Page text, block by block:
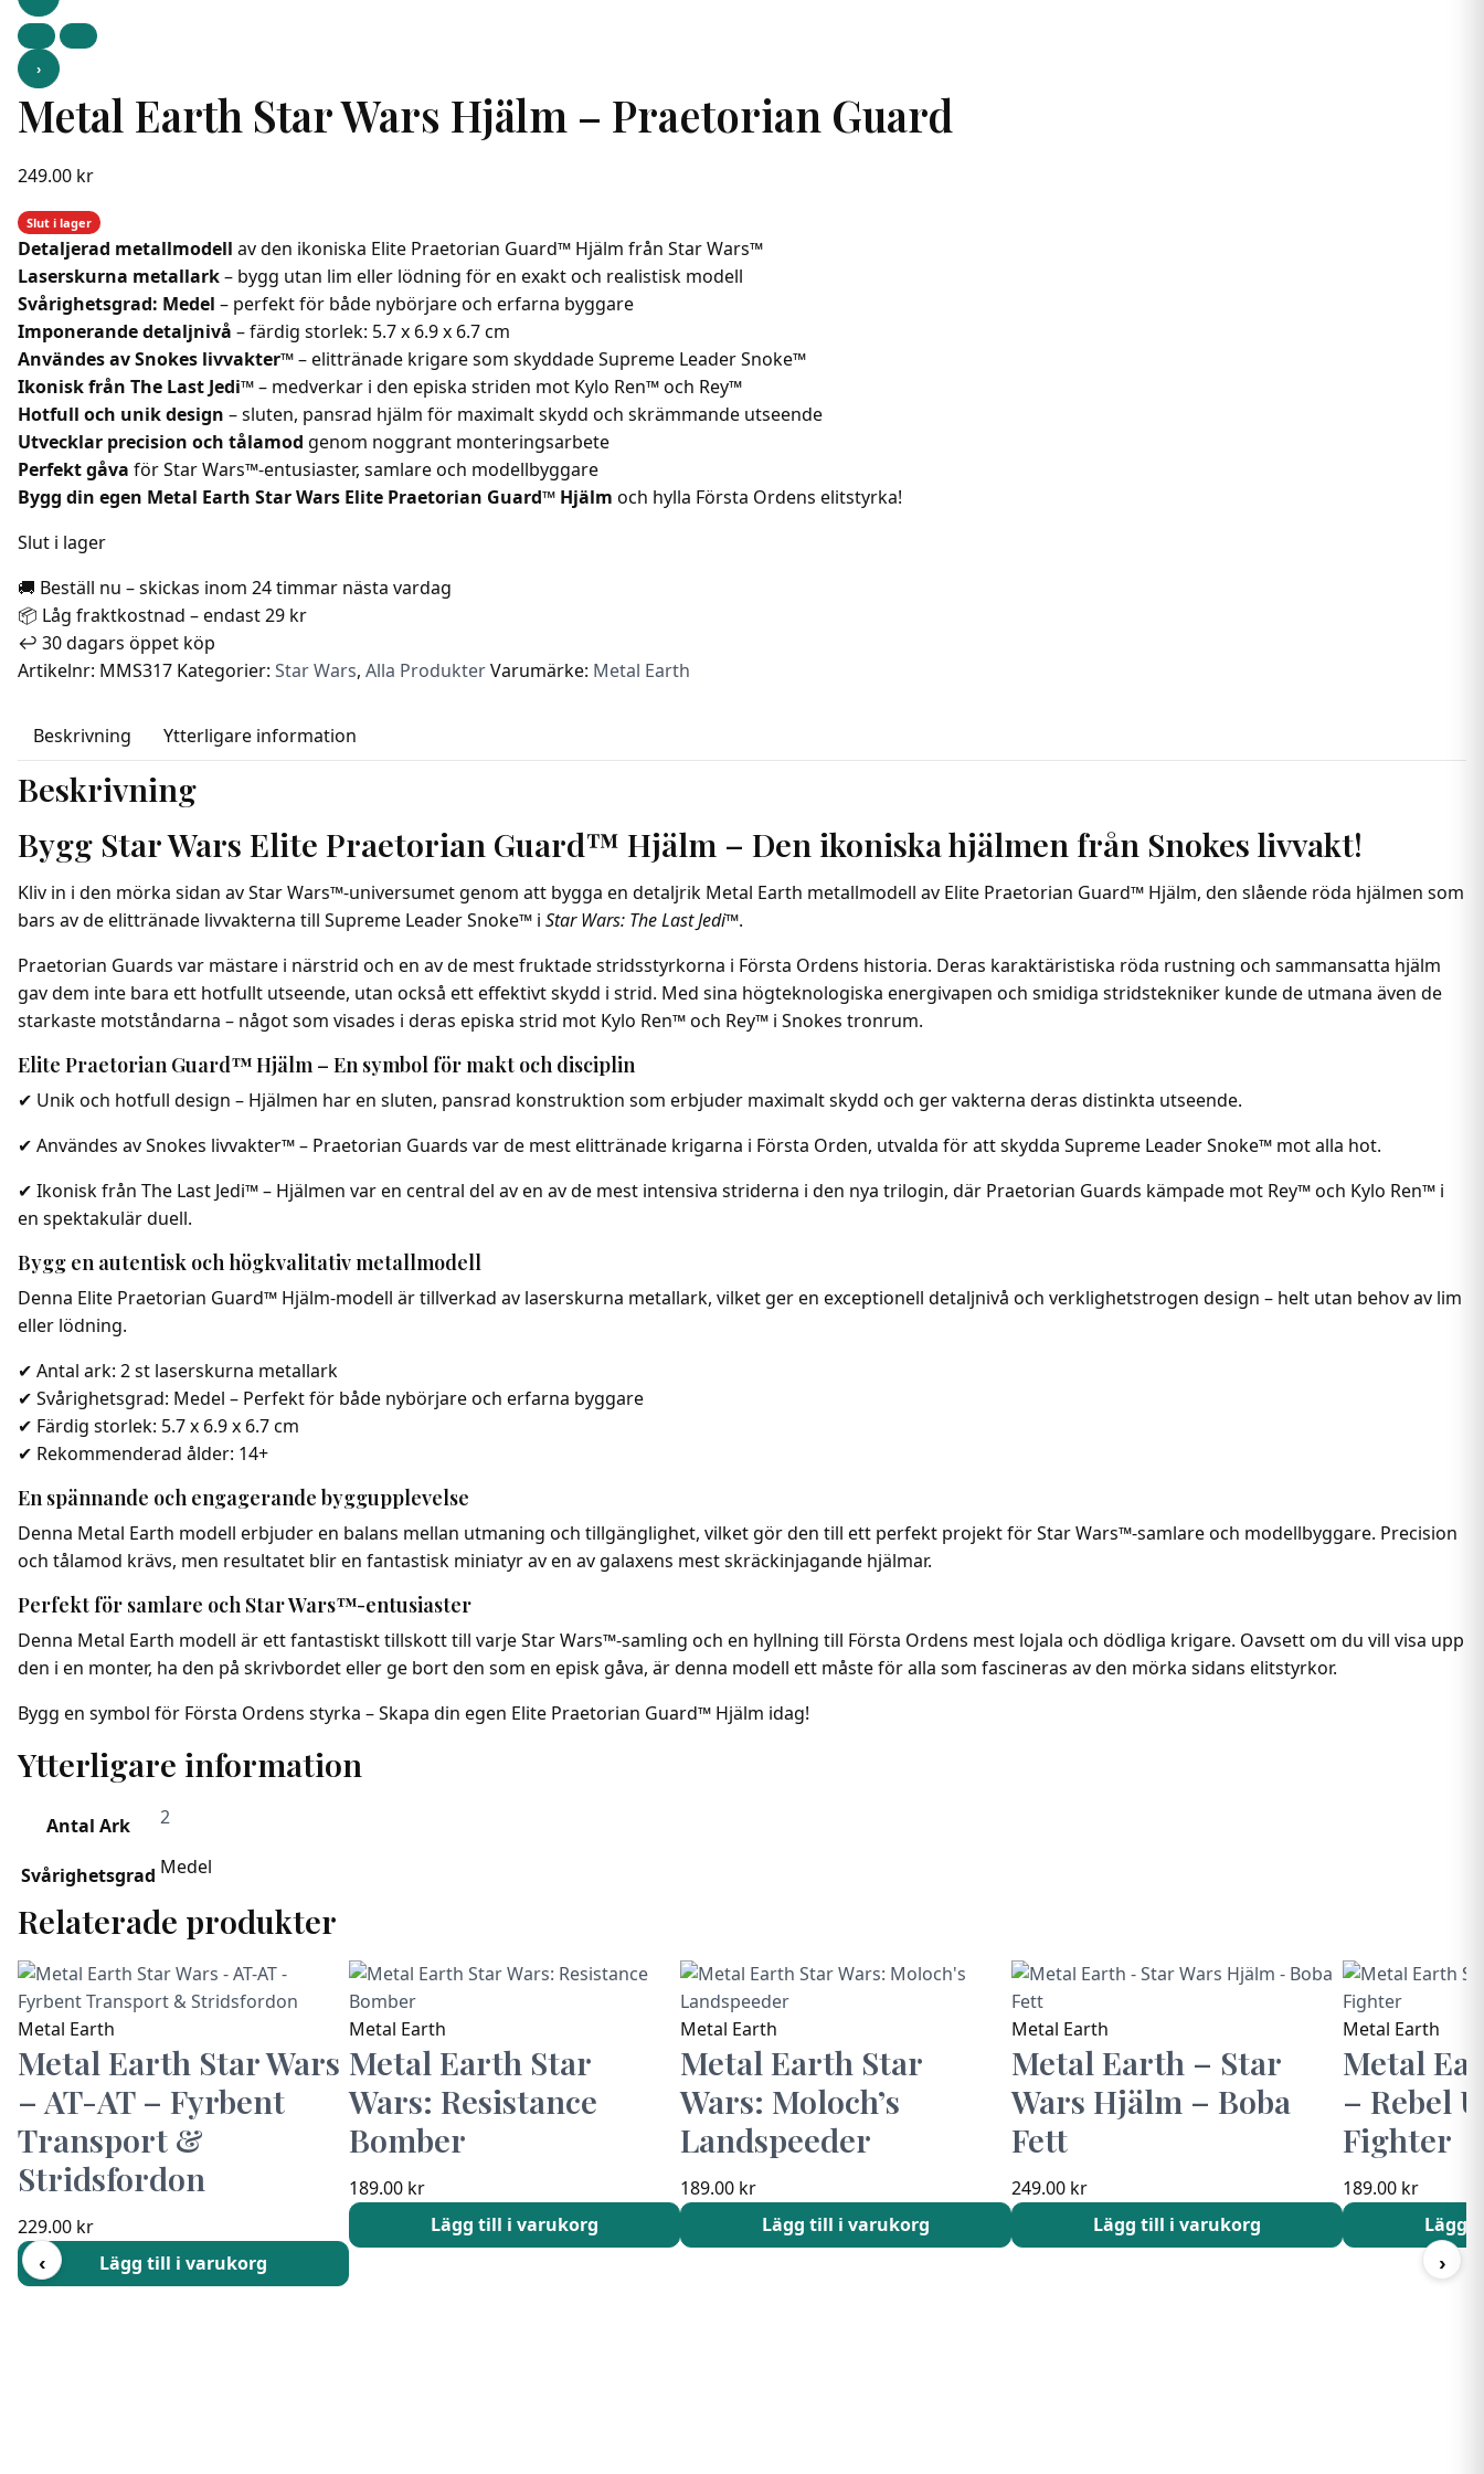
›
Metal Earth Star Wars Hjälm – Praetorian Guard
249.00 kr
Slut i lager
Detaljerad metallmodell av den ikoniska Elite Praetorian Guard™ Hjälm från Star Wars™
Laserskurna metallark– bygg utan lim eller lödning för en exakt och realistisk modell
Svårighetsgrad: Medel – perfekt för både nybörjare och erfarna byggare
Imponerande detaljnivå – färdig storlek: 5.7 x 6.9 x 6.7 cm
Användes av Snokes livvakter™– elittränade krigare som skyddade Supreme Leader Snoke™
Ikonisk från The Last Jedi™– medverkar i den episka striden mot Kylo Ren™ och Rey™
Hotfull och unik design – sluten, pansrad hjälm för maximalt skydd och skrämmande utseende
Utvecklar precision och tålamod genom noggrant monteringsarbete
Perfekt gåva för Star Wars™-entusiaster, samlare och modellbyggare
Bygg din egen Metal Earth Star Wars Elite Praetorian Guard™ Hjälm och hylla Första Ordens elitstyrka!
Slut i lager
🚚 Beställ nu – skickas inom 24 timmar nästa vardag
📦 Låg fraktkostnad – endast 29 kr
↩️ 30 dagars öppet köp
Artikelnr: MMS317 Kategorier: Star Wars, Alla ProdukterVarumärke: Metal Earth
Beskrivning Ytterligare information
Beskrivning
Bygg Star Wars Elite Praetorian Guard™ Hjälm – Den ikoniska hjälmen från Snokes livvakt!
Kliv in i den mörka sidan av Star Wars™-universumet genom att bygga en detaljrik Metal Earth metallmodell av Elite Praetorian Guard™ Hjälm, den slående röda hjälmen som
bars av de elittränade livvakterna till Supreme Leader Snoke™ i Star Wars: The Last Jedi™.
Praetorian Guards var mästare i närstrid och en av de mest fruktade stridsstyrkorna i Första Ordens historia. Deras karaktäristiska röda rustning och sammansatta hjälm
gav dem inte bara ett hotfullt utseende, utan också ett effektivt skydd i strid. Med sina högteknologiska energivapen och smidiga stridstekniker kunde de utmana även de
starkaste motståndarna – något som visades i deras episka strid mot Kylo Ren™ och Rey™ i Snokes tronrum.
Elite Praetorian Guard™ Hjälm – En symbol för makt och disciplin
✔ Unik och hotfull design – Hjälmen har en sluten, pansrad konstruktion som erbjuder maximalt skydd och ger vakterna deras distinkta utseende.
✔ Användes av Snokes livvakter™ – Praetorian Guards var de mest elittränade krigarna i Första Orden, utvalda för att skydda Supreme Leader Snoke™ mot alla hot.
✔ Ikonisk från The Last Jedi™ – Hjälmen var en central del av en av de mest intensiva striderna i den nya trilogin, där Praetorian Guards kämpade mot Rey™ och Kylo Ren™ i
en spektakulär duell.
Bygg en autentisk och högkvalitativ metallmodell
Denna Elite Praetorian Guard™ Hjälm-modell är tillverkad av laserskurna metallark, vilket ger en exceptionell detaljnivå och verklighetstrogen design – helt utan behov av lim
eller lödning.
✔ Antal ark: 2 st laserskurna metallark
✔ Svårighetsgrad: Medel – Perfekt för både nybörjare och erfarna byggare
✔ Färdig storlek: 5.7 x 6.9 x 6.7 cm
✔ Rekommenderad ålder: 14+
En spännande och engagerande byggupplevelse
Denna Metal Earth modell erbjuder en balans mellan utmaning och tillgänglighet, vilket gör den till ett perfekt projekt för Star Wars™-samlare och modellbyggare. Precision
och tålamod krävs, men resultatet blir en fantastisk miniatyr av en av galaxens mest skräckinjagande hjälmar.
Perfekt för samlare och Star Wars™-entusiaster
Denna Metal Earth modell är ett fantastiskt tillskott till varje Star Wars™-samling och en hyllning till Första Ordens mest lojala och dödliga krigare. Oavsett om du vill visa upp
den i en monter, ha den på skrivbordet eller ge bort den som en episk gåva, är denna modell ett måste för alla som fascineras av den mörka sidans elitstyrkor.
Bygg en symbol för Första Ordens styrka – Skapa din egen Elite Praetorian Guard™ Hjälm idag!
Ytterligare information
Antal Ark 2
Svårighetsgrad Medel
Relaterade produkter
‹
Metal Earth
Metal Earth Star Wars
– AT-AT – Fyrbent
Transport &
Stridsfordon
229.00 kr
Lägg till i varukorg
Metal Earth
Metal Earth Star
Wars: Resistance
Bomber
189.00 kr
Lägg till i varukorg
Metal Earth
Metal Earth Star
Wars: Moloch’s
Landspeeder
189.00 kr
Lägg till i varukorg
Metal Earth
Metal Earth – Star
Wars Hjälm – Boba
Fett
249.00 kr
Lägg till i varukorg
Metal Earth
Metal
– Rebel
Fighter
189.00 kr
Lägg
›